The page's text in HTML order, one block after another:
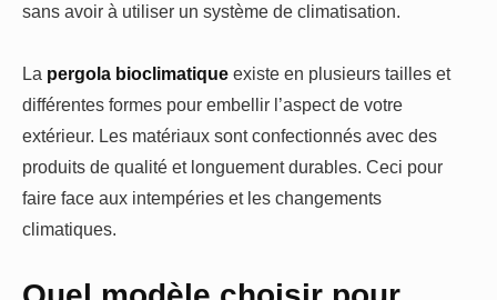
sans avoir à utiliser un système de climatisation.
La pergola bioclimatique existe en plusieurs tailles et
différentes formes pour embellir l’aspect de votre
extérieur. Les matériaux sont confectionnés avec des
produits de qualité et longuement durables. Ceci pour
faire face aux intempéries et les changements
climatiques.